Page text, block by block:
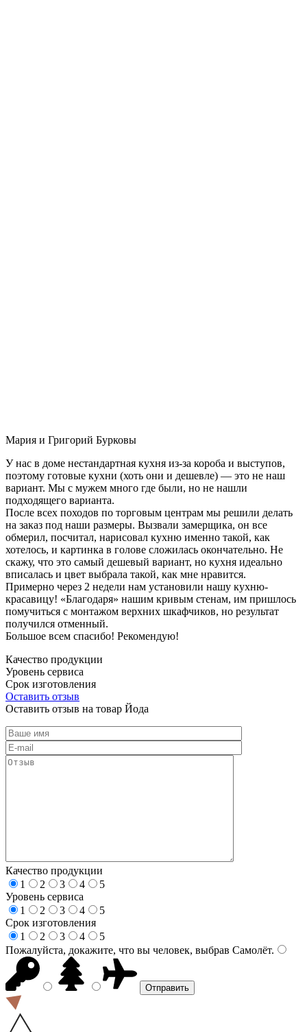
Мария и Григорий Бурковы
У нас в доме нестандартная кухня из-за короба и выступов,
поэтому готовые кухни (хоть они и дешевле) — это не наш
вариант. Мы с мужем много где были, но не нашли
подходящего варианта.
После всех походов по торговым центрам мы решили делать
на заказ под наши размеры. Вызвали замерщика, он все
обмерил, посчитал, нарисовал кухню именно такой, как
хотелось, и картинка в голове сложилась окончательно. Не
скажу, что это самый дешевый вариант, но кухня идеально
вписалась и цвет выбрала такой, как мне нравится.
Примерно через 2 недели нам установили нашу кухню-
красавицу! «Благодаря» нашим кривым стенам, им пришлось
помучиться с монтажом верхних шкафчиков, но результат
получился отменный.
Большое всем спасибо! Рекомендую!
Качество продукции
Уровень сервиса
Срок изготовления
Оставить отзыв
Оставить отзыв на товар Йода
Качество продукции
1
2 3 4
5
Уровень сервиса
1
2 3 4
5
Срок изготовления
1
2 3 4
5
Пожалуйста, докажите, что вы человек, выбрав Самолёт.